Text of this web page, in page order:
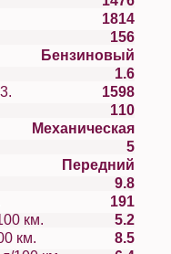
1814
156
Бензиновый
1.6
см3.
1598
110
Механическая
5
Передний
9.8
191
км.
5.2
км.
8.5